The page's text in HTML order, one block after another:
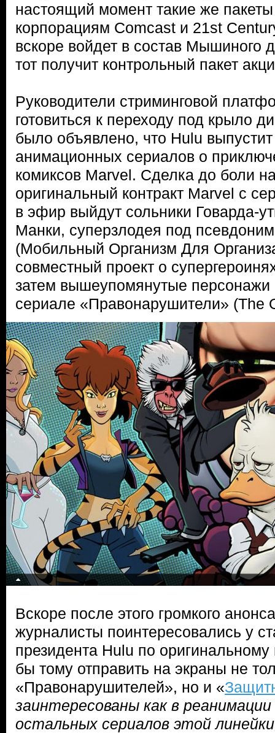
настоящий момент такие же
корпорациям Comcast и 21st
вскоре войдет в состав Мышиного
тот получит контрольный пакет
Руководители стриминговой
готовиться к переходу под крыло
было объявлено, что Hulu
анимационных сериалов о
комиксов Marvel. Сделка до боли
оригинальный контракт Marvel с
в эфир выйдут сольники Говарда-
Манки, суперзлодея под
(Мобильный Организм Для
совместный проект о
затем вышеупомянутые персонажи
сериале «Правонарушители» (The
Вскоре после этого громкого
журналисты поинтересовались у
президента Hulu по оригинальному
бы тому отправить на экраны не
«Правонарушителей», но и «
заинтересованы как в реанимации
остальных сериалов этой